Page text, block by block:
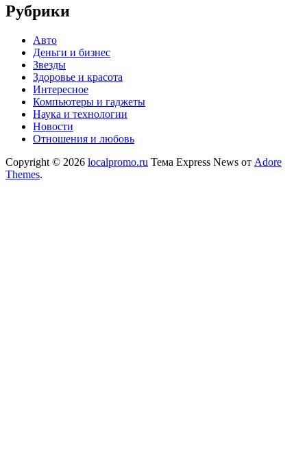
Рубрики
Авто
Деньги и бизнес
Звезды
Здоровье и красота
Интересное
Компьютеры и гаджеты
Наука и технологии
Новости
Отношения и любовь
Copyright © 2026 localpromo.ru Тема Express News от Adore
Themes.